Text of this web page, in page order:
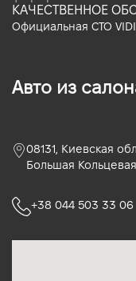
КАЧЕСТВЕННОЕ
Официальная СТО
Авто из
08131, Киевская
Большая
+38 044 503 33 06